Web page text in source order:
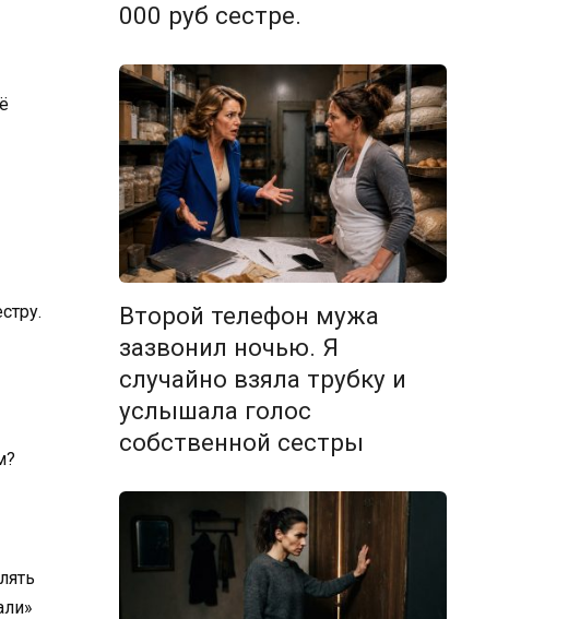
000 руб сестре.
Второй телефон мужа
зазвонил ночью. Я
случайно взяла трубку и
услышала голос
собственной сестры